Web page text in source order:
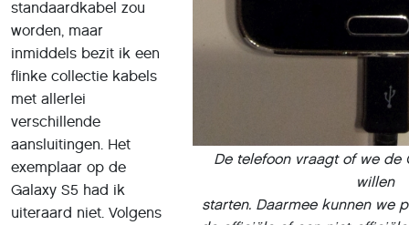
De telefoon vraagt of we
willen
starten. Daarmee kunnen we
Het antwoord
inmiddels bezit ik een
flinke collectie kabels
met allerlei
verschillende
aansluitingen. Het
exemplaar op de
Galaxy S5 had ik
uiteraard niet. Volgens
Wikipedia is het een
micro-usb 3.0-